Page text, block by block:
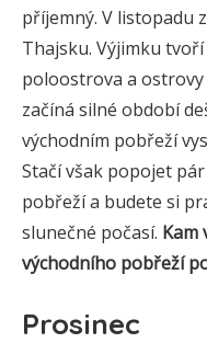
příjemný. V listopadu
Thajsku. Výjimku
poloostrova a ostrovy
začíná silné období
východním pobřeží
Stačí však popojet
pobřeží a budete si
slunečné počasí. Kam
východního pobřeží
Prosinec